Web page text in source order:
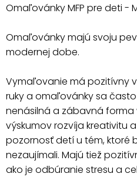
Omaľovánky MFP pre deti -
Omaľovánky majú svoju
modernej dobe.
Vymaľovanie má pozitívny
ruky a omaľovánky sa
nenásilná a zábavná forma
výskumov rozvíja kreativitu
pozornosť detí u tém, ktoré
nezaujímali. Majú tiež
ako je odbúranie stresu a